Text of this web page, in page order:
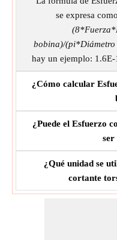
se expresa como
bobina)/(pi*Diámetro
hay un ejemplo:
¿Cómo calcular
¿Puede el Esfuerzo
ser
¿Qué unidad se
cortante